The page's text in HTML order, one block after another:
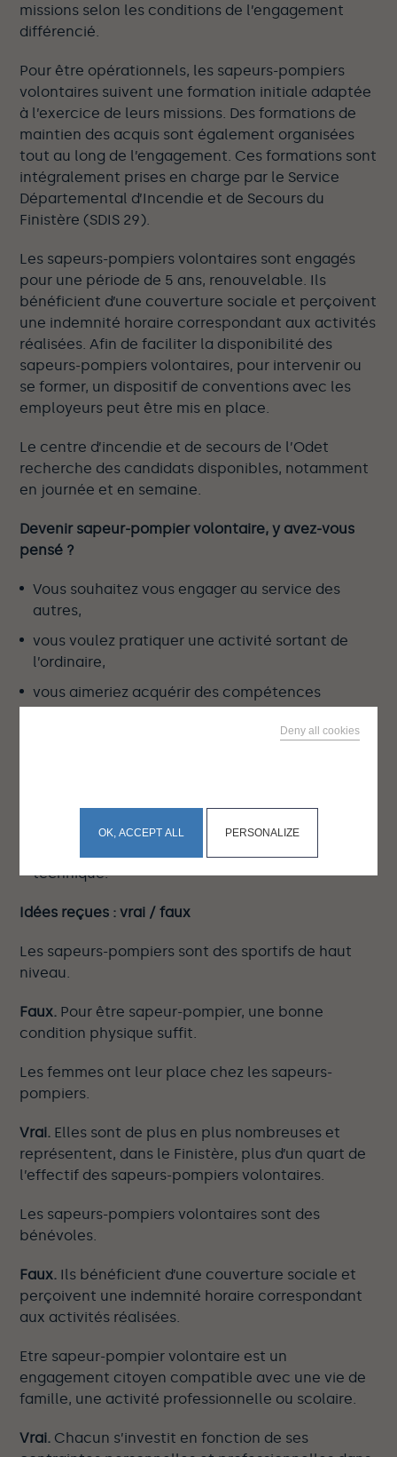
missions selon les conditions de l’engagement
différencié.
Pour être opérationnels, les sapeurs-pompiers
volontaires suivent une formation initiale adaptée
à l’exercice de leurs missions. Des formations de
maintien des acquis sont également organisées
tout au long de l’engagement. Ces formations sont
intégralement prises en charge par le Service
Départemental d’Incendie et de Secours du
Finistère (SDIS 29).
Les sapeurs-pompiers volontaires sont engagés
pour une période de 5 ans, renouvelable. Ils
bénéficient d’une couverture sociale et perçoivent
une indemnité horaire correspondant aux activités
réalisées. Afin de faciliter la disponibilité des
sapeurs-pompiers volontaires, pour intervenir ou
se former, un dispositif de conventions avec les
employeurs peut être mis en place.
Le centre d’incendie et de secours de l’Odet
recherche des candidats disponibles, notamment
en journée et en semaine.
Devenir sapeur-pompier volontaire, y avez-vous
pensé ?
Vous souhaitez vous engager au service des
autres,
vous voulez pratiquer une activité sortant de
l’ordinaire,
vous aimeriez acquérir des compétences
technique.
Idées reçues : vrai / faux
Les sapeurs-pompiers sont des sportifs de haut
niveau.
Faux. Pour être sapeur-pompier, une bonne
condition physique suffit.
Les femmes ont leur place chez les sapeurs-
pompiers.
Vrai. Elles sont de plus en plus nombreuses et
représentent, dans le Finistère, plus d’un quart de
l’effectif des sapeurs-pompiers volontaires.
Les sapeurs-pompiers volontaires sont des
bénévoles.
Faux. Ils bénéficient d’une couverture sociale et
perçoivent une indemnité horaire correspondant
aux activités réalisées.
Etre sapeur-pompier volontaire est un
engagement citoyen compatible avec une vie de
famille, une activité professionnelle ou scolaire.
Vrai. Chacun s’investit en fonction de ses
OK, ACCEPT ALL
Deny all cookies
PERSONALIZE